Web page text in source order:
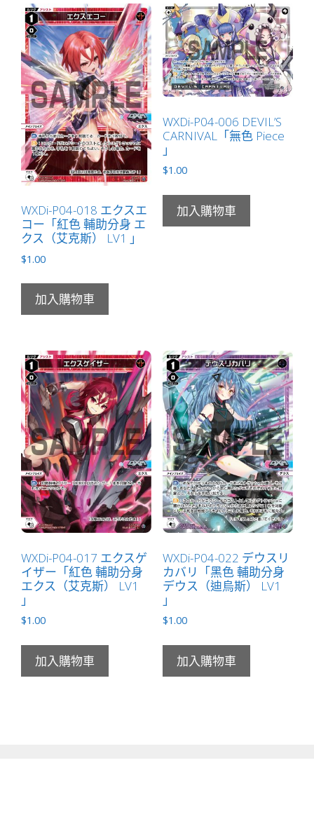
生：
地
獸
LV1
有
LB」
數
量
WXDi-P04-018 エクスエ
コー「紅色 輔助分身 エ
クス（艾克斯） LV1 」
$1.00
加入購物車
WXDi-P04-006 DEVIL’S
CARNIVAL「無色 Piece
」
$1.00
加入購物車
WXDi-P04-017 エクスゲ
イザー「紅色 輔助分身
エクス（艾克斯） LV1
」
$1.00
加入購物車
WXDi-P04-022 デウスリ
カバリ「黑色 輔助分身
デウス（迪烏斯） LV1
」
$1.00
加入購物車